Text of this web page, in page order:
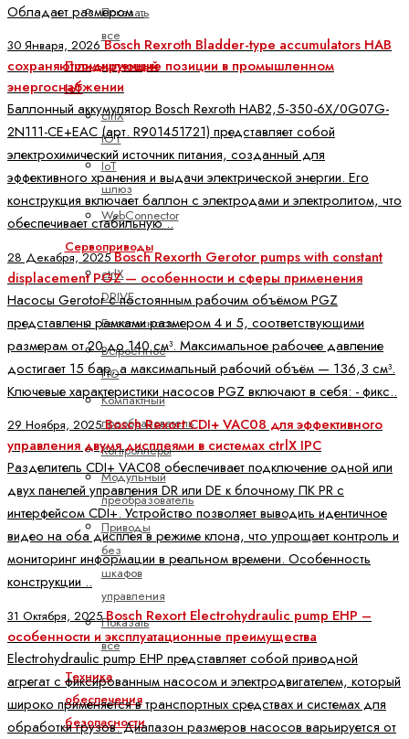
Показать
все
Промышленный
IoT
ctrlX
IOT
IoT
шлюз
WebConnector
Сервоприводы
ctrlX
DRIVE
Безопасность
Встроенное
ПО
Компактный
преобразователь
Контроллеры
Модульный
преобразователь
Приводы
без
шкафов
управления
Показать
все
Техника
обеспечения
безопасности
Обладает размером ..
30 Января, 2026Bosch Rexroth Bladder-type accumulators HAB
сохраняют лидирующие позиции в промышленном
энергоснабжении
Баллонный аккумулятор Bosch Rexroth HAB2,5-350-6X/0G07G-
2N111-CE+EAC (арт. R901451721) представляет собой
электрохимический источник питания, созданный для
эффективного хранения и выдачи электрической энергии. Его
конструкция включает баллон с электродами и электролитом, что
обеспечивает стабильную ..
28 Декабря, 2025Bosch Rexorth Gerotor pumps with constant
displacement PGZ — особенности и сферы применения
Насосы Gerotor с постоянным рабочим объёмом PGZ
представлены рамками размером 4 и 5, соответствующими
размерам от 20 до 140 см³. Максимальное рабочее давление
достигает 15 бар, а максимальный рабочий объём — 136,3 см³.
Ключевые характеристики насосов PGZ включают в себя: - фикс..
29 Ноября, 2025Bosch Rexort CDI+ VAC08 для эффективного
управления двумя дисплеями в системах ctrlX IPC
Разделитель CDI+ VAC08 обеспечивает подключение одной или
двух панелей управления DR или DE к блочному ПК PR с
интерфейсом CDI+. Устройство позволяет выводить идентичное
видео на оба дисплея в режиме клона, что упрощает контроль и
мониторинг информации в реальном времени. Особенность
конструкции ..
31 Октября, 2025Bosch Rexort Electrohydraulic pump EHP –
особенности и эксплуатационные преимущества
Electrohydraulic pump EHP представляет собой приводной
агрегат с фиксированным насосом и электродвигателем, который
широко применяется в транспортных средствах и системах для
обработки грузов. Диапазон размеров насосов варьируется от